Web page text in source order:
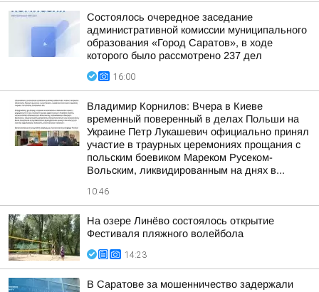
Состоялось очередное заседание
административной комиссии муниципального
образования «Город Саратов», в ходе
которого было рассмотрено 237 дел
16:00
Владимир Корнилов: Вчера в Киеве
временный поверенный в делах Польши на
Украине Петр Лукашевич официально принял
участие в траурных церемониях прощания с
польским боевиком Мареком Русеком-
Вольским, ликвидированным на днях в...
10:46
На озере Линёво состоялось открытие
Фестиваля пляжного волейбола
14:23
В Саратове за мошенничество задержали